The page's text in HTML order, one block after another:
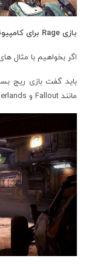
بازی Rage برای کامپیوتر
اگر بخواهیم با مثال
مانند Fallout و Borderlands الهام گرفته است.